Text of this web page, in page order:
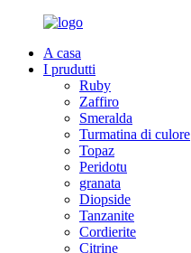
A casa
I prudutti
Ruby
Zaffiro
Smeralda
Turmatina di culore
Topaz
Peridotu
granata
Diopside
Tanzanite
Cordierite
Citrine